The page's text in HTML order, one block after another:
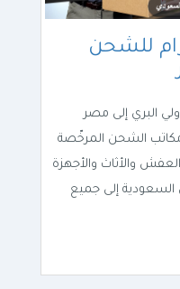
للشحن
البري إلى مصر
مكاتب الشحن المرخّصة
والأثاث والأجهزة
السعودية إلى جميع